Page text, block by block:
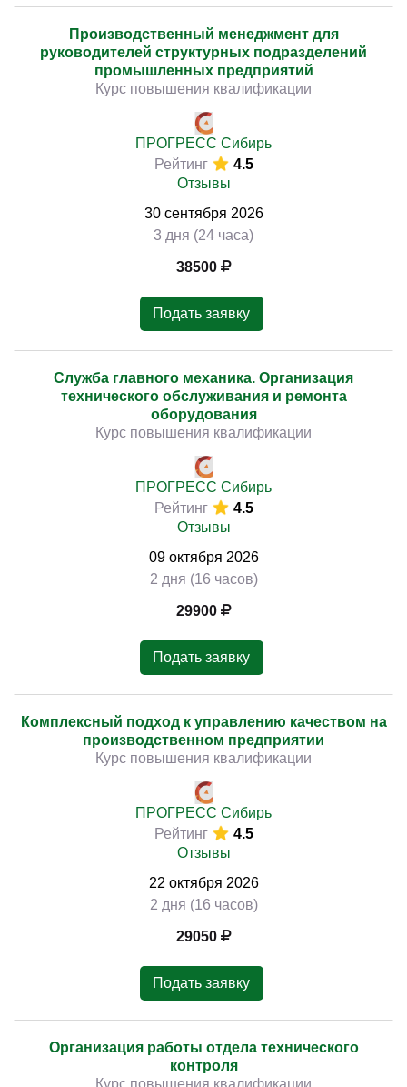
Производственный менеджмент для
руководителей структурных подразделений
промышленных предприятий
Курс повышения квалификации
ПРОГРЕСС Сибирь
Рейтинг
4.5
Отзывы
30 сентября 2026
3 дня (24 часа)
38500
Подать заявку
Служба главного механика. Организация
технического обслуживания и ремонта
оборудования
Курс повышения квалификации
ПРОГРЕСС Сибирь
Рейтинг
4.5
Отзывы
09 октября 2026
2 дня (16 часов)
29900
Подать заявку
Комплексный подход к управлению качеством на
производственном предприятии
Курс повышения квалификации
ПРОГРЕСС Сибирь
Рейтинг
4.5
Отзывы
22 октября 2026
2 дня (16 часов)
29050
Подать заявку
Организация работы отдела технического
контроля
Курс повышения квалификации